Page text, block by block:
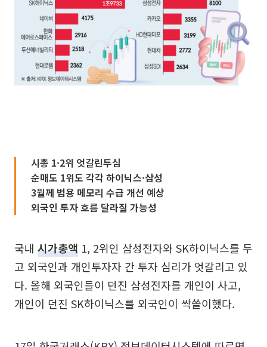
시총 1·2위 엇갈린투심
순매도 1위도 각각 하이닉스·삼성
3월께 범용 메모리 수급 개선 예상
외국인 투자 흐름 달라질 가능성
국내 시가총액 1, 2위인 삼성전자와 SK하이닉스를 두
고 외국인과 개인투자자 간 투자 심리가 엇갈리고 있
다. 올해 외국인들이 던진 삼성전자를 개인이 사고,
개인이 던진 SK하이닉스를 외국인이 싹쓸이했다.